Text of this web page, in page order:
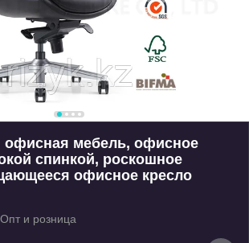
офисная мебель, офисное
спинкой, роскошное
офисное кресло
Опт и розница